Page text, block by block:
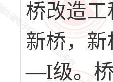
桥改造
新桥，新
—I级。桥